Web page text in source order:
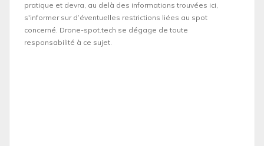
pratique et devra, au delà des informations trouvées ici,
s'informer sur d’éventuelles restrictions liées au spot
concerné. Drone-spot.tech se dégage de toute
responsabilité à ce sujet.